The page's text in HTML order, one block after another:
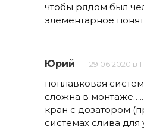
чтобы рядом был
элементарное
Юрий 29.06.2020 в
поплавковая
сложна в
кран с дозатором
системах слива для